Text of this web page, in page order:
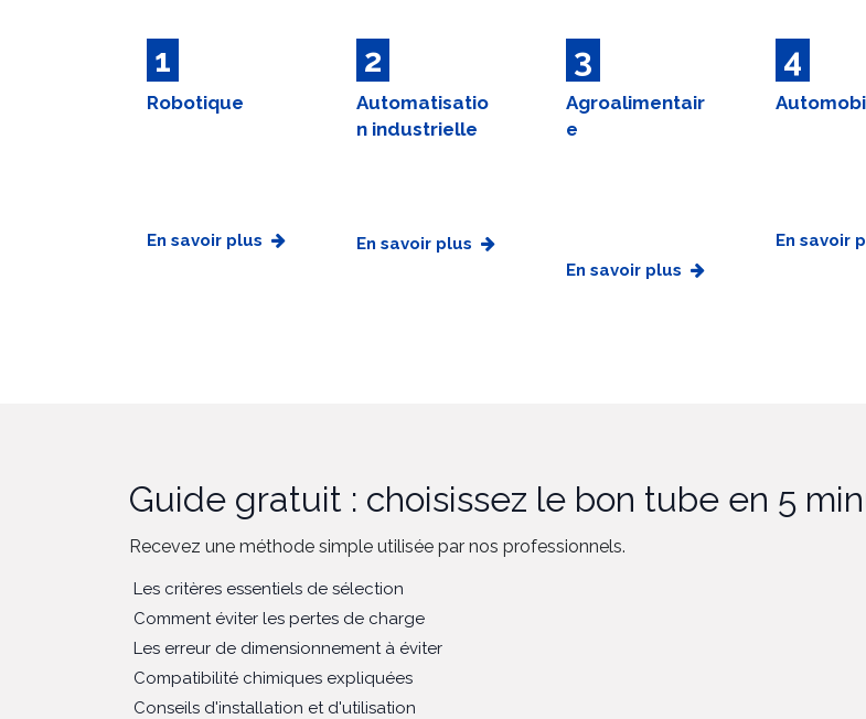
1
Robotique
En savoir plus
2
Automatisatio
n industrielle
En savoir plus
3
Agroalimentair
e
En savoir plus
4
En savoir
Guide gratuit : choisissez le bon tube en 5
Recevez une méthode simple utilisée par nos professionnels.
Les critères essentiels de sélection
Comment éviter les pertes de charge
Les erreur de dimensionnement à éviter
Compatibilité chimiques expliquées
Conseils d'installation et d'utilisation